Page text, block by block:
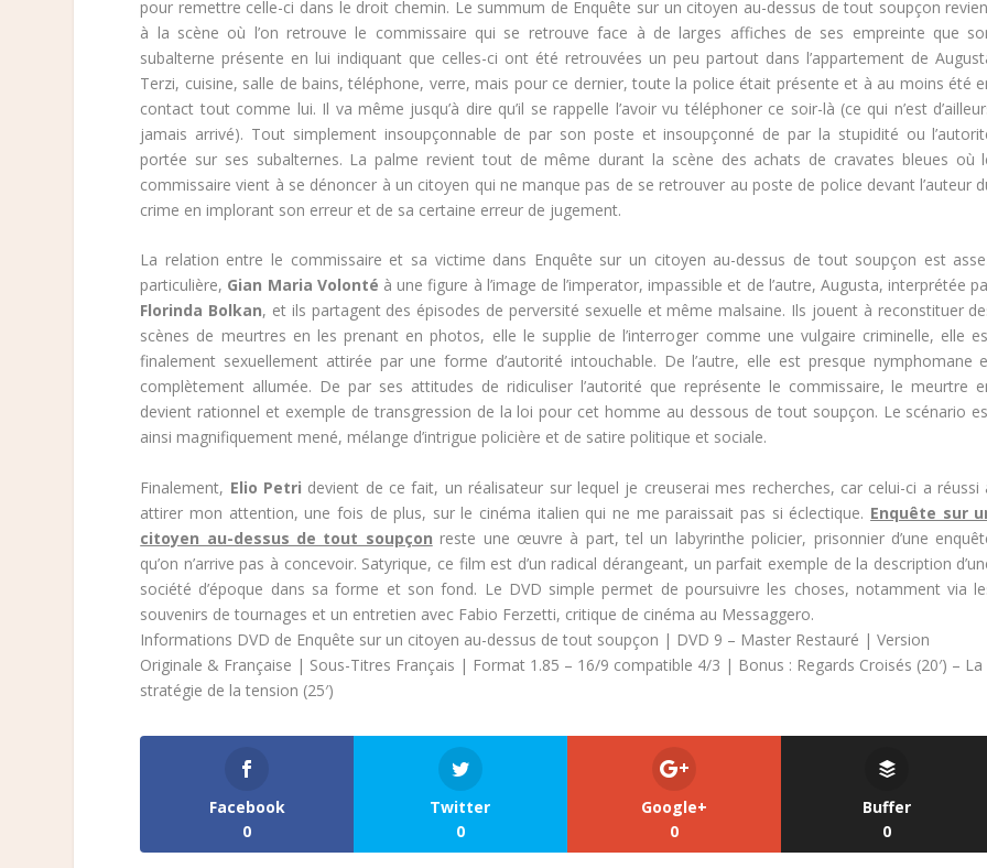
pour remettre celle-ci dans le droit chemin. Le summum de Enquête sur un citoyen au-dessus de tout soupçon
à la scène où l’on retrouve le commissaire qui se retrouve face à de larges affiches de ses empreinte que
subalterne présente en lui indiquant que celles-ci ont été retrouvées un peu partout dans l’appartement de
Terzi, cuisine, salle de bains, téléphone, verre, mais pour ce dernier, toute la police était présente et à au moins été
contact tout comme lui. Il va même jusqu’à dire qu’il se rappelle l’avoir vu téléphoner ce soir-là (ce qui n’est
jamais arrivé). Tout simplement insoupçonnable de par son poste et insoupçonné de par la stupidité ou
portée sur ses subalternes. La palme revient tout de même durant la scène des achats de cravates bleues où
commissaire vient à se dénoncer à un citoyen qui ne manque pas de se retrouver au poste de police devant l’auteur
crime en implorant son erreur et de sa certaine erreur de jugement.
La relation entre le commissaire et sa victime dans Enquête sur un citoyen au-dessus de tout soupçon est
particulière, Gian Maria Volonté à une figure à l’image de l’imperator, impassible et de l’autre, Augusta, interprétée
Florinda Bolkan, et ils partagent des épisodes de perversité sexuelle et même malsaine. Ils jouent à reconstituer
scènes de meurtres en les prenant en photos, elle le supplie de l’interroger comme une vulgaire criminelle, elle
finalement sexuellement attirée par une forme d’autorité intouchable. De l’autre, elle est presque nymphomane
complètement allumée. De par ses attitudes de ridiculiser l’autorité que représente le commissaire, le meurtre
devient rationnel et exemple de transgression de la loi pour cet homme au dessous de tout soupçon. Le scénario
ainsi magnifiquement mené, mélange d’intrigue policière et de satire politique et sociale.
Finalement, Elio Petri devient de ce fait, un réalisateur sur lequel je creuserai mes recherches, car celui-ci a réussi
attirer mon attention, une fois de plus, sur le cinéma italien qui ne me paraissait pas si éclectique. Enquête sur
citoyen au-dessus de tout soupçon reste une œuvre à part, tel un labyrinthe policier, prisonnier d’une
qu’on n’arrive pas à concevoir. Satyrique, ce film est d’un radical dérangeant, un parfait exemple de la description
société d’époque dans sa forme et son fond. Le DVD simple permet de poursuivre les choses, notamment via
souvenirs de tournages et un entretien avec Fabio Ferzetti, critique de cinéma au Messaggero.
Informations DVD de Enquête sur un citoyen au-dessus de tout soupçon | DVD 9 – Master Restauré | Version
Originale & Française | Sous-Titres Français | Format 1.85 – 16/9 compatible 4/3 | Bonus : Regards Croisés (20′) – La
stratégie de la tension (25′)
Facebook
0
Twitter
0
Google+
0
Buffer
0